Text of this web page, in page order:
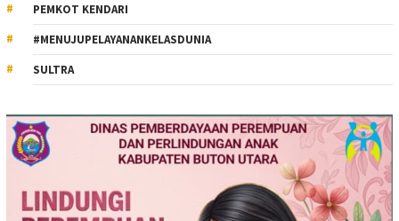
PEMKOT KENDARI
#MENUJUPELAYANANKELASDUNIA
SULTRA